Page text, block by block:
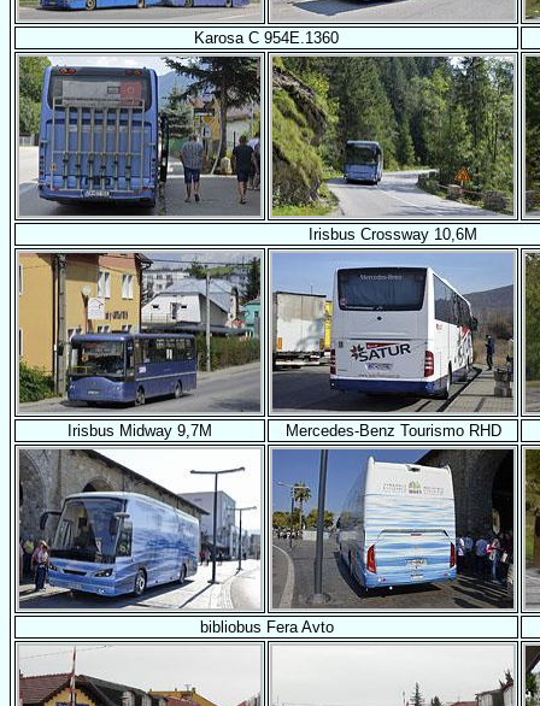
Karosa C 954E.1360
Irisbus Crossway 10,6M
Irisbus Midway 9,7M Mercedes-Benz Tourismo RHD
bibliobus Fera Avto